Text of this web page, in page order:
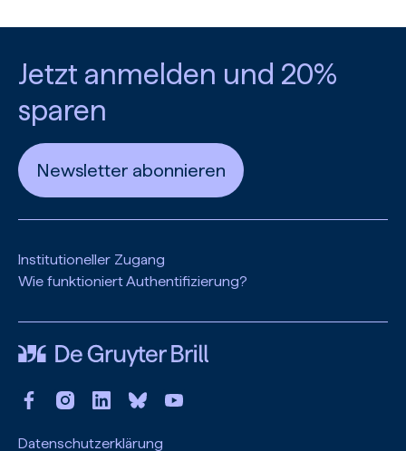
Jetzt anmelden und 20%
sparen
Newsletter abonnieren
Institutioneller Zugang
Wie funktioniert Authentifizierung?
Datenschutzerklärung